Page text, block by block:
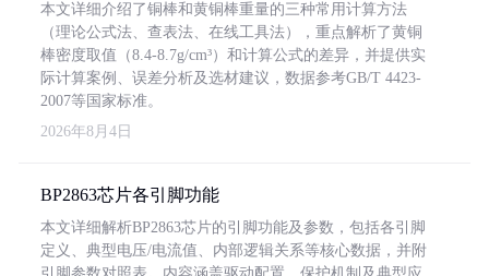
本文详细介绍了铜棒和黄铜棒重量的三种常用计算方法
（理论公式法、查表法、在线工具法），重点解析了黄铜
棒密度取值（8.4-8.7g/cm³）和计算公式的差异，并提供实
际计算案例、误差分析及选材建议，数据参考GB/T 4423-
2007等国家标准。
2026年8月4日
BP2863芯片各引脚功能
本文详细解析BP2863芯片的引脚功能及参数，包括各引脚
定义、典型电压/电流值、内部逻辑关系等核心数据，并附